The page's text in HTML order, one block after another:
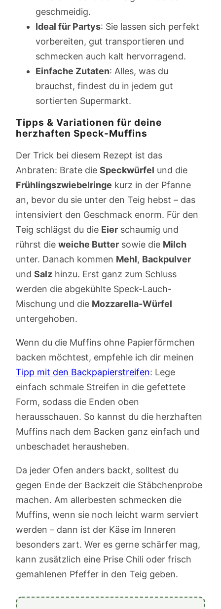
geschmeidig.
Ideal für Partys: Sie lassen sich perfekt
vorbereiten, gut transportieren und
schmecken auch kalt hervorragend.
Einfache Zutaten: Alles, was du
brauchst, findest du in jedem gut
sortierten Supermarkt.
Tipps & Variationen für deine
herzhaften Speck-Muffins
Der Trick bei diesem Rezept ist das
Anbraten: Brate die Speckwürfel und die
Frühlingszwiebelringe kurz in der Pfanne
an, bevor du sie unter den Teig hebst – das
intensiviert den Geschmack enorm. Für den
Teig schlägst du die Eier schaumig und
rührst die weiche Butter sowie die Milch
unter. Danach kommen Mehl, Backpulver
und Salz hinzu. Erst ganz zum Schluss
werden die abgekühlte Speck-Lauch-
Mischung und die Mozzarella-Würfel
untergehoben.
Wenn du die Muffins ohne Papierförmchen
backen möchtest, empfehle ich dir meinen
Tipp mit den Backpapierstreifen: Lege
einfach schmale Streifen in die gefettete
Form, sodass die Enden oben
herausschauen. So kannst du die herzhaften
Muffins nach dem Backen ganz einfach und
unbeschadet herausheben.
Da jeder Ofen anders backt, solltest du
gegen Ende der Backzeit die Stäbchenprobe
machen. Am allerbesten schmecken die
Muffins, wenn sie noch leicht warm serviert
werden – dann ist der Käse im Inneren
besonders zart. Wer es gerne schärfer mag,
kann zusätzlich eine Prise Chili oder frisch
gemahlenen Pfeffer in den Teig geben.